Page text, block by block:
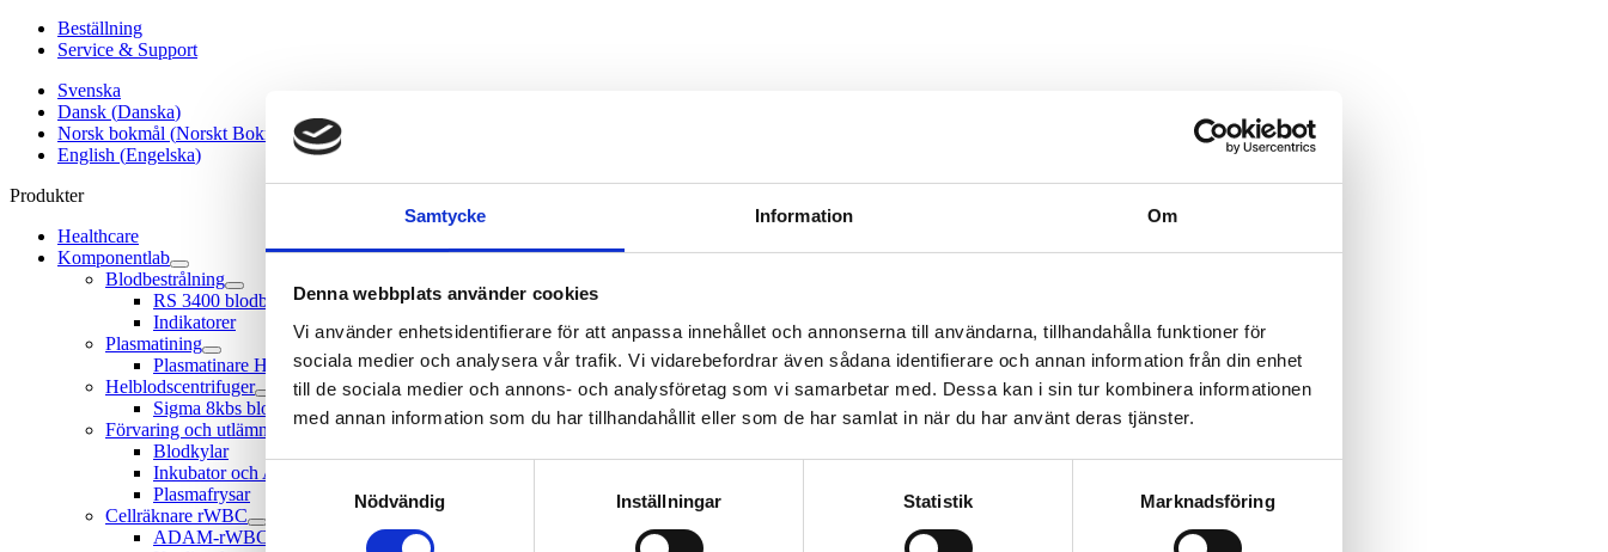
Samtycke Information Om
Denna webbplats använder cookies
Vi använder enhetsidentifierare för att anpassa innehållet och annonserna till användarna, tillhandahålla funktioner för
sociala medier och analysera vår trafik. Vi vidarebefordrar även sådana identifierare och annan information från din enhet
till de sociala medier och annons- och analysföretag som vi samarbetar med. Dessa kan i sin tur kombinera informationen
med annan information som du har tillhandahållit eller som de har samlat in när du har använt deras tjänster.
Samtyckesval
Nödvändig
Inställningar Statistik Marknadsföring
Beställning
Service & Support
Svenska
Dansk (Danska)
Norsk bokmål (Norskt Bokmål )
English (Engelska)
Produkter
Healthcare
Komponentlab
Blodbestrålning
RS 3400 blodbestrålare
Indikatorer
Plasmatining
Plasmatinare Helmer Scientific
Helblodscentrifuger
Sigma 8kbs blodpåsecentrifug
Förvaring och utlämning
Blodkylar
Inkubator och Agitator för trombocyter
Plasmafrysar
Cellräknare rWBC
ADAM-rWBC2 cellräknare